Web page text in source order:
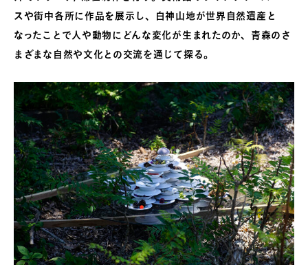
スや街中各所に作品を展示し、白神山地が世界自然遺産と
なったことで人や動物にどんな変化が生まれたのか、青森のさ
まざまな自然や文化との交流を通じて探る。